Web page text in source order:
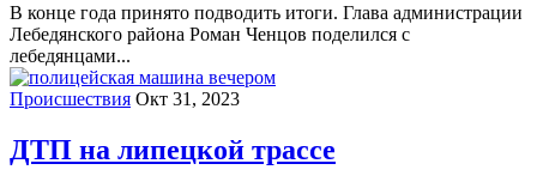
В конце года принято подводить итоги. Глава администрации
Лебедянского района Роман Ченцов поделился с
лебедянцами...
Происшествия Окт 31, 2023
ДТП на липецкой трассе